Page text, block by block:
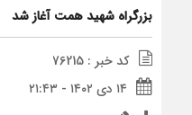
بزرگراه شهید همت آغاز شد
کد خبر : 76215
۱۴ دی ۱۴۰۲ - ۲۱:۴۳